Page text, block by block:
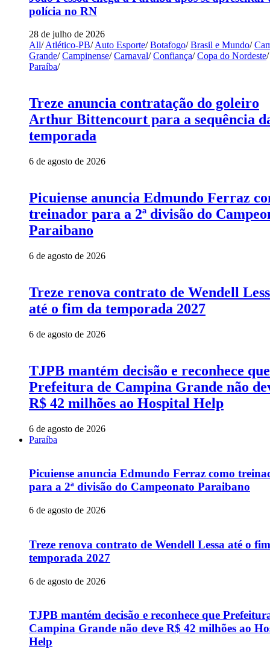
polícia no RN
28 de julho de 2026
All/ Atlético-PB/ Auto Esporte/ Botafogo/ Brasil e Mundo/
Grande/ Campinense/ Carnaval/ Confiança/ Copa do Nordeste/
Paraíba/
Treze anuncia contratação do goleiro
Arthur Bittencourt para a sequência
temporada
6 de agosto de 2026
Picuiense anuncia Edmundo Ferraz
treinador para a 2ª divisão do
Paraibano
6 de agosto de 2026
Treze renova contrato de Wendell
até o fim da temporada 2027
6 de agosto de 2026
TJPB mantém decisão e reconhece que
Prefeitura de Campina Grande não
R$ 42 milhões ao Hospital Help
6 de agosto de 2026
Paraíba
Picuiense anuncia Edmundo Ferraz como
para a 2ª divisão do Campeonato Paraibano
6 de agosto de 2026
Treze renova contrato de Wendell Lessa até o
temporada 2027
6 de agosto de 2026
TJPB mantém decisão e reconhece que
Campina Grande não deve R$ 42 milhões ao
Help